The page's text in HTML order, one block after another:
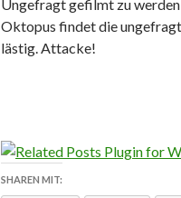
Ungefragt gefilmt zu werden
Oktopus findet die
lästig. Attacke!
SHAREN MIT: